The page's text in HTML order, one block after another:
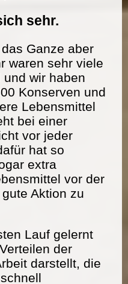
sehr.
Ganze aber
waren sehr viele
wir haben
Konserven und
Lebensmittel
bei einer
vor jeder
hat so
extra
vor der
Aktion zu
Lauf gelernt
der
darstellt, die